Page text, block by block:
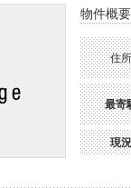
物件概要
住所
最寄
現況